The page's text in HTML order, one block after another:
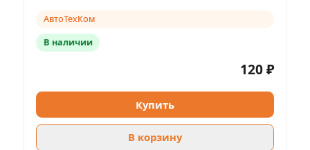
АвтоТехКом
В наличии
120 ₽
Купить
В корзину